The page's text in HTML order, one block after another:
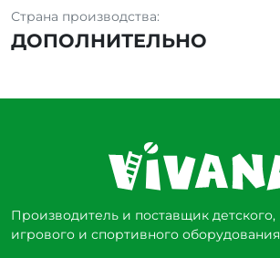
Страна производства:
ДОПОЛНИТЕЛЬНО
Производитель и поставщик детского,
игрового и спортивного оборудования